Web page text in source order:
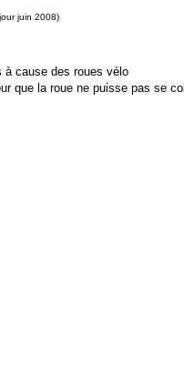
juin 2008)
à cause des roues vélo
que la roue ne puisse pas se